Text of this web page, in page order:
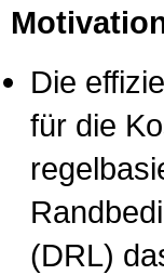
Die
für die
(DRL)